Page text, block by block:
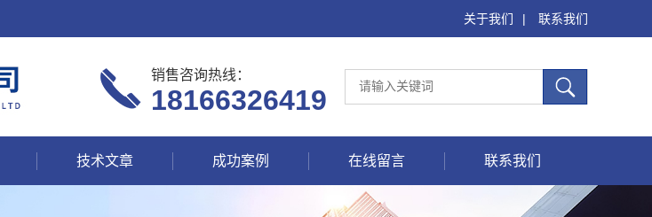
关于我们 | 联系我们
销售咨询热线：
18166326419
技术文章 成功案例 在线留言 联系我们